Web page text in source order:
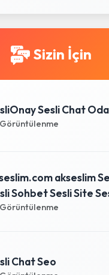
Sizin İçin
Sesli Chat
akseslim
Sohbet Sesli Site
Chat Seo